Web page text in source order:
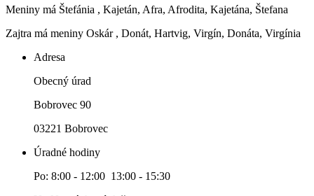
Meniny má Štefánia , Kajetán, Afra, Afrodita, Kajetána, Štefana
Zajtra má meniny Oskár , Donát, Hartvig, Virgín, Donáta, Virgínia
Adresa
Obecný úrad
Bobrovec 90
03221 Bobrovec
Úradné hodiny
Po: 8:00 - 12:00 13:00 - 15:30